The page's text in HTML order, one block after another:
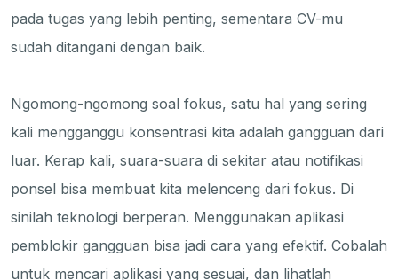
pada tugas yang lebih penting, sementara CV-mu
sudah ditangani dengan baik.
Ngomong-ngomong soal fokus, satu hal yang sering
kali mengganggu konsentrasi kita adalah gangguan dari
luar. Kerap kali, suara-suara di sekitar atau notifikasi
ponsel bisa membuat kita melenceng dari fokus. Di
sinilah teknologi berperan. Menggunakan aplikasi
pemblokir gangguan bisa jadi cara yang efektif. Cobalah
untuk mencari aplikasi yang sesuai, dan lihatlah